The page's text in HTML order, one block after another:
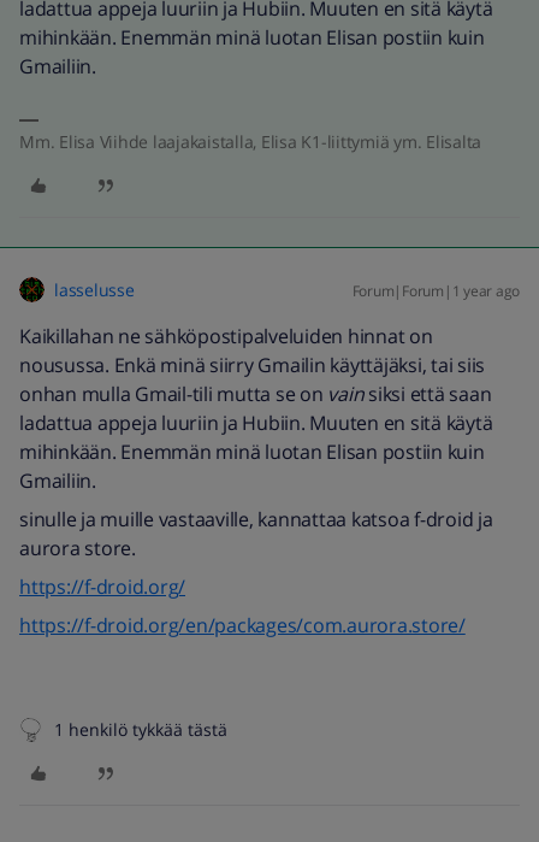
ladattua appeja luuriin ja Hubiin. Muuten en sitä käytä
mihinkään. Enemmän minä luotan Elisan postiin kuin
Gmailiin.
Mm. Elisa Viihde laajakaistalla, Elisa K1-liittymiä ym. Elisalta
lasselusse Forum|Forum|1 year ago
Kaikillahan ne sähköpostipalveluiden hinnat on
nousussa. Enkä minä siirry Gmailin käyttäjäksi, tai siis
onhan mulla Gmail-tili mutta se on vainsiksi että saan
ladattua appeja luuriin ja Hubiin. Muuten en sitä käytä
mihinkään. Enemmän minä luotan Elisan postiin kuin
Gmailiin.
sinulle ja muille vastaaville, kannattaa katsoa f-droid ja
aurora store.
https://f-droid.org/
https://f-droid.org/en/packages/com.aurora.store/
1 henkilö tykkää tästä